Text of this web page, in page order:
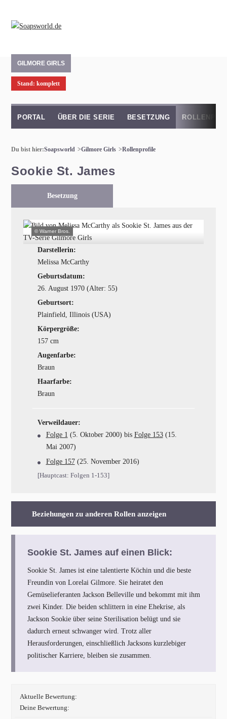
GILMORE GIRLS
Stand: komplett
PORTAL ÜBER DIE SERIE BESETZUNG
Du bist hier:Soapsworld Gilmore Girls Rollenprofile
Sookie St. James
Besetzung
© Warner Bros.
Darstellerin:
Melissa McCarthy
Geburtsdatum:
26. August 1970 (Alter: 55)
Geburtsort:
Plainfield, Illinois (USA)
Körpergröße:
157 cm
Augenfarbe:
Braun
Haarfarbe:
Braun
Verweildauer:
Folge 1 (5. Oktober 2000) bis Folge 153(15.
Mai 2007)
Folge 157(25. November 2016)
[Hauptcast: Folgen 1-153]
Beziehungen zu anderen Rollen anzeigen
Sookie St. James auf einen Blick:
Sookie St. James ist eine talentierte Köchin und die beste
Freundin von Lorelai Gilmore. Sie heiratet den
Gemüselieferanten Jackson Belleville und bekommt mit ihm
zwei Kinder. Die beiden schlittern in eine Ehekrise, als
Jackson Sookie über seine Sterilisation belügt und sie
dadurch erneut schwanger wird. Trotz aller
Herausforderungen, einschließlich Jacksons kurzlebiger
politischer Karriere, bleiben sie zusammen.
Aktuelle Bewertung:
Deine Bewertung: